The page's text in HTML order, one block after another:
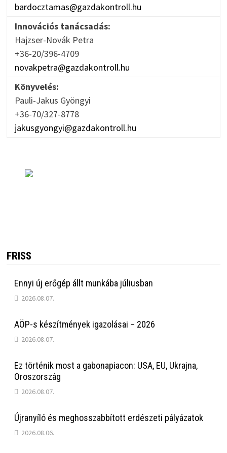
bardocztamas@gazdakontroll.hu
Innovációs tanácsadás:
Hajzser-Novák Petra
+36-20/396-4709
novakpetra@gazdakontroll.hu
Könyvelés:
Pauli-Jakus Gyöngyi
+36-70/327-8778
jakusgyongyi@gazdakontroll.hu
FRISS
Ennyi új erőgép állt munkába júliusban
2026.08.07.
AÖP-s készítmények igazolásai – 2026
2026.08.07.
Ez történik most a gabonapiacon: USA, EU, Ukrajna,
Oroszország
2026.08.07.
Újranyíló és meghosszabbított erdészeti pályázatok
2026.08.06.